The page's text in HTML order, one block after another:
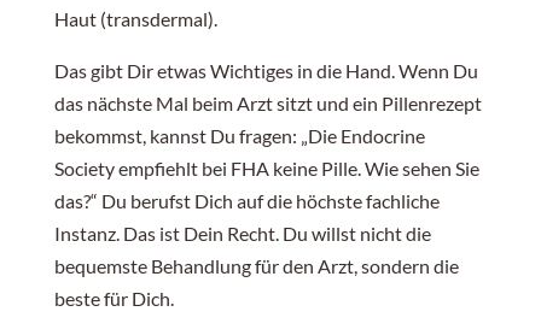
Haut (transdermal).
Das gibt Dir etwas Wichtiges in die Hand. Wenn Du
das nächste Mal beim Arzt sitzt und ein Pillenrezept
bekommst, kannst Du fragen: „Die Endocrine
Society empfiehlt bei FHA keine Pille. Wie sehen Sie
das?“ Du berufst Dich auf die höchste fachliche
Instanz. Das ist Dein Recht. Du willst nicht die
bequemste Behandlung für den Arzt, sondern die
beste für Dich.